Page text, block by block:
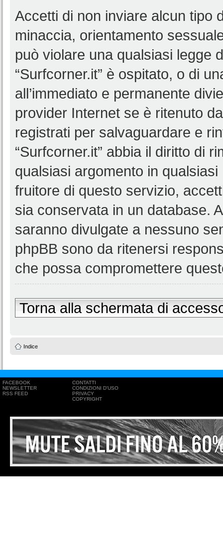
Accetti di non inviare alcun tipo
minaccia, orientamento
può violare una qualsiasi legge
“Surfcorner.it” è ospitato, o di
all’immediato e permanente
provider Internet se è ritenuto
registrati per salvaguardare e
“Surfcorner.it” abbia il diritto di
qualsiasi argomento in
fruitore di questo servizio,
sia conservata in un database.
saranno divulgate a nessuno
phpBB sono da ritenersi
che possa compromettere
Torna alla schermata di
Indice
FACEBOOK
NEWSLETTER
RSS FEED
CONTATTI
CONDIZIONI D'USO
PRIVACY
COPYRIGHT